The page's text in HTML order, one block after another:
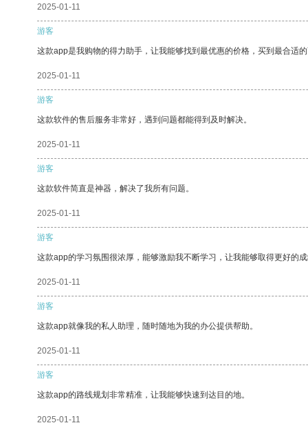
2025-01-11
游客
这款app是我购物的得力助手，让我能够找到最优惠的价格，买到最合适
2025-01-11
游客
这款软件的售后服务非常好，遇到问题都能得到及时解决。
2025-01-11
游客
这款软件简直是神器，解决了我所有问题。
2025-01-11
游客
这款app的学习氛围很浓厚，能够激励我不断学习，让我能够取得更好的
2025-01-11
游客
这款app就像我的私人助理，随时随地为我的办公提供帮助。
2025-01-11
游客
这款app的路线规划非常精准，让我能够快速到达目的地。
2025-01-11